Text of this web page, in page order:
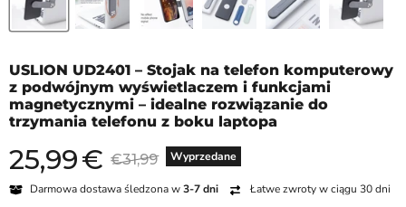
USLION UD2401 – Stojak na telefon komputerowy
z podwójnym wyświetlaczem i funkcjami
magnetycznymi – idealne rozwiązanie do
trzymania telefonu z boku laptopa
Wyprzedane
Aktualna cena
25,99€ Cena oryginalna
€31,99
Darmowa dostawa śledzona w3-7 dni Łatwe zwroty w ciągu 30 dni